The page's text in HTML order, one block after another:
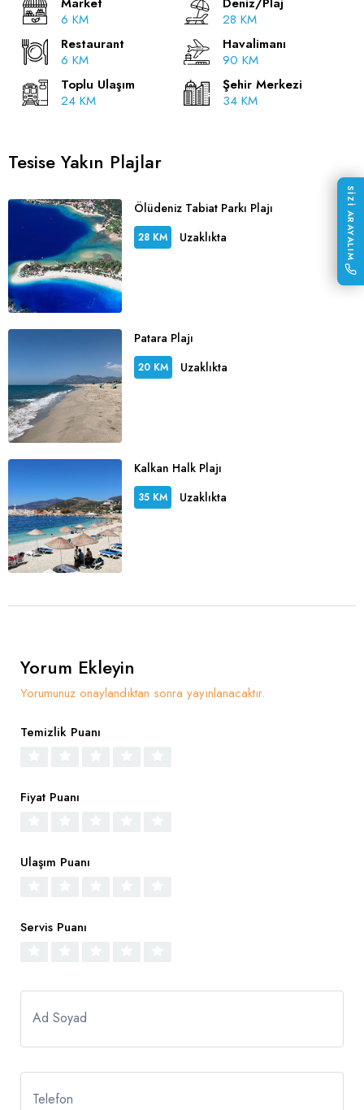
6 KM
28 KM
Restaurant
6 KM
Havalimanı
90 KM
Toplu Ulaşım
24 KM
Şehir Merkezi
34 KM
Tesise Yakın Plajlar
Ölüdeniz Tabiat Parkı Plajı
28 KM Uzaklıkta
Patara Plajı
20 KM Uzaklıkta
Kalkan Halk Plajı
35 KM Uzaklıkta
Yorum Ekleyin
Yorumunuz onaylandıktan sonra yayınlanacaktır.
Temizlik Puanı
Fiyat Puanı
Ulaşım Puanı
Servis Puanı
Ad Soyad
Telefon
SİZİ ARAYALIM